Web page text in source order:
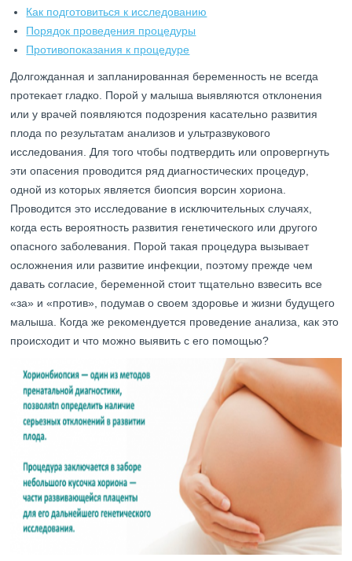
Как подготовиться к исследованию
Порядок проведения процедуры
Противопоказания к процедуре
Долгожданная и запланированная беременность не всегда
протекает гладко. Порой у малыша выявляются отклонения
или у врачей появляются подозрения касательно развития
плода по результатам анализов и ультразвукового
исследования. Для того чтобы подтвердить или опровергнуть
эти опасения проводится ряд диагностических процедур,
одной из которых является биопсия ворсин хориона.
Проводится это исследование в исключительных случаях,
когда есть вероятность развития генетического или другого
опасного заболевания. Порой такая процедура вызывает
осложнения или развитие инфекции, поэтому прежде чем
давать согласие, беременной стоит тщательно взвесить все
«за» и «против», подумав о своем здоровье и жизни будущего
малыша. Когда же рекомендуется проведение анализа, как это
происходит и что можно выявить с его помощью?